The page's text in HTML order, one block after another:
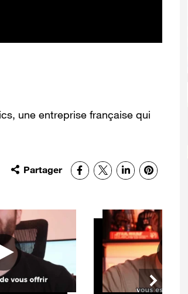
une entreprise française qui
Partager Facebook
X LinkedInPinterest